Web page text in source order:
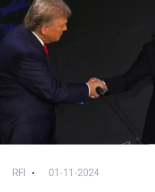
RFI 01-11-2024